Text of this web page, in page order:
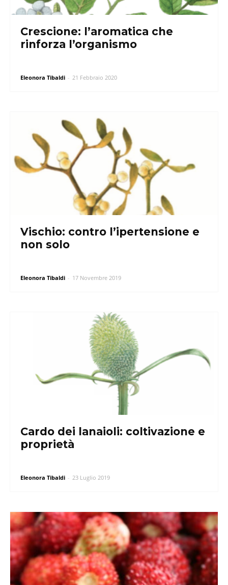
Crescione: l’aromatica che
rinforza l’organismo
Eleonora Tibaldi - 21 Febbraio 2020
Vischio: contro l’ipertensione e
non solo
Eleonora Tibaldi - 17 Novembre 2019
Cardo dei lanaioli: coltivazione e
proprietà
Eleonora Tibaldi - 23 Luglio 2019